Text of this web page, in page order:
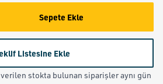
Sepete Ekle
Listesine Ekle
stokta bulunan siparişler aynı gün